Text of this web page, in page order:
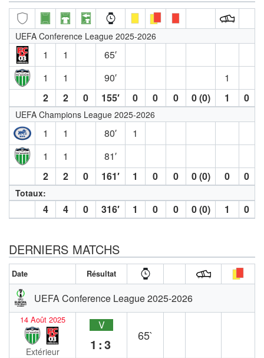
UEFA Conference League 2025-2026
1 1
65′
1
1 90′
1
2
2 0 155′ 0 0 0 0 (0) 1 0
UEFA Champions League 2025-2026
1 1 80′
1
1
1
81′
2
2 0 161′ 1 0 0 0 (0) 0 0
Totaux:
4 4 0 316′ 1 0 0 0 (0) 1 0
DERNIERS MATCHS
Date Résultat
UEFA Conference League 2025-2026
14 Août 2025
Extérieur
V
1:3
65`